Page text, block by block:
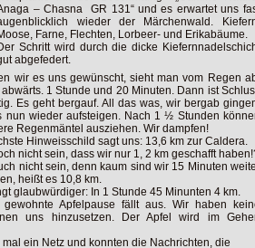
– Chasna GR 131“ und es erwartet uns
wieder der Märchenwald.
Farne, Flechten, Lorbeer- und Erikabäume.
Schritt wird durch die dicke
abgefedert.
wir es uns gewünscht, sieht man vom Regen
1 Stunde und 20 Minuten. Dann ist
Es geht bergauf. All das was, wir bergab
nun wieder aufsteigen. Nach 1 ½ Stunden
Regenmäntel ausziehen. Wir dampfen!
Hinweisschild sagt uns: 13,6 km zur Caldera.
nicht sein, dass wir nur 1, 2 km geschafft
nicht sein, denn kaum sind wir 15 Minuten
heißt es 10,8 km.
glaubwürdiger: In 1 Stunde 45 Minunten 4 km.
gewohnte Apfelpause fällt aus. Wir haben
uns hinzusetzen. Der Apfel wird im
ein Netz und konnten die Nachrichten, die